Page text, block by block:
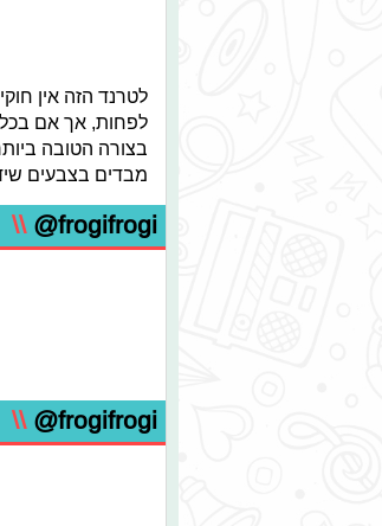
לטרנד הזה אין
לפחות, אך אם
בצורה הטובה
מבדים בצבעים
@frogifrogi
\\
@frogifrogi
\\